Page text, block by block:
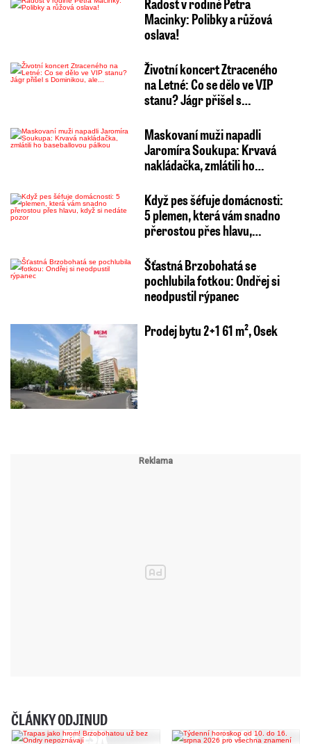
Radost v rodině Petra
Macinky: Polibky a růžová
oslava!
Životní koncert Ztraceného
na Letné: Co se dělo ve VIP
stanu? Jágr přišel s…
Maskovaní muži napadli
Jaromíra Soukupa: Krvavá
nakládačka, zmlátili ho…
Když pes šéfuje domácnosti:
5 plemen, která vám snadno
přerostou přes hlavu,…
Šťastná Brzobohatá se
pochlubila fotkou: Ondřej si
neodpustil rýpanec
Prodej bytu 2+1 61 m², Osek
ČLÁNKY ODJINUD